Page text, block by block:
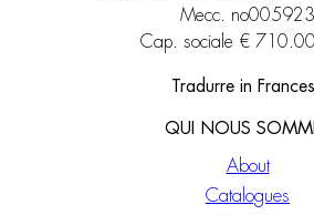
Mecc. no005923
Cap. sociale €
Tradurre in
QUI NOUS
About
Catalogues